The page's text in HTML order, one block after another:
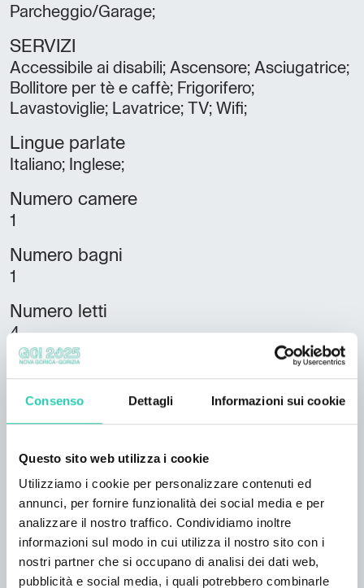
Consenso Dettagli Informazioni sui cookie
Questo sito web utilizza i cookie
Utilizziamo i cookie per personalizzare contenuti ed
annunci, per fornire funzionalità dei social media e per
analizzare il nostro traffico. Condividiamo inoltre
informazioni sul modo in cui utilizza il nostro sito con i
nostri partner che si occupano di analisi dei dati web,
pubblicità e social media, i quali potrebbero combinarle
Parcheggio/Garage;
SERVIZI
Accessibile ai disabili; Ascensore; Asciugatrice;
Bollitore per tè e caffè; Frigorifero;
Lavastoviglie; Lavatrice; TV; Wifi;
Lingue parlate
Italiano; Inglese;
Numero camere
1
Numero bagni
1
Numero letti
4
Capacità ricettiva
Unità abitative
Superficie totale
60
Posti letto piazzole